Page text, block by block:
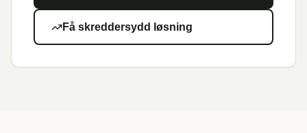
Få skreddersydd løsning